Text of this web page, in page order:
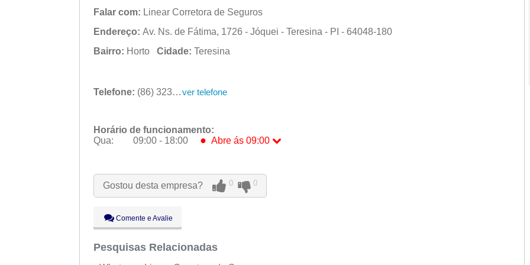
Falar com: Linear Corretora de Seguros
Endereço: Av. Ns. de Fátima, 1726 - Jóquei - Teresina - PI - 64048-180
Bairro: Horto Cidade: Teresina
Telefone: (86) 3233-2000 ver telefone
Horário de funcionamento:
Qua:
09:00 - 18:00 ● Abre ás 09:00
Qua:
09:00 - 18:00 ●
Abre ás 09:00
Qui:
09:00 - 18:00
Sáb:
Dom:
Fechado
Gostou desta empresa? 0 0
Comente e Avalie
Pesquisas Relacionadas